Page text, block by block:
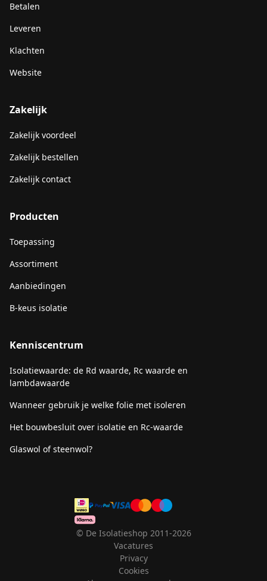
Betalen
Leveren
Klachten
Website
Zakelijk
Zakelijk voordeel
Zakelijk bestellen
Zakelijk contact
Producten
Toepassing
Assortiment
Aanbiedingen
B-keus isolatie
Kenniscentrum
Isolatiewaarde: de Rd waarde, Rc waarde en
lambdawaarde
Wanneer gebruik je welke folie met isoleren
Het bouwbesluit over isolatie en Rc-waarde
Glaswol of steenwol?
© De Isolatieshop 2011-2026
Vacatures
Privacy
Cookies